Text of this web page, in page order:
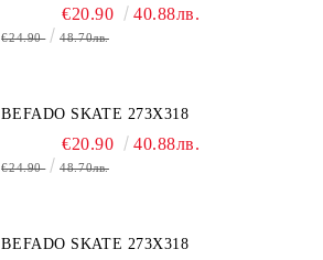
€20.90 40.88лв.
€24.90 48.70лв.
BEFADO SKATE 273X318
€20.90 40.88лв.
€24.90 48.70лв.
BEFADO SKATE 273X318